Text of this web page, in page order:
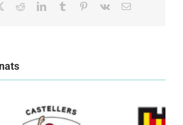
RedditLinkedInTumblr Pinterest
Vk Email: